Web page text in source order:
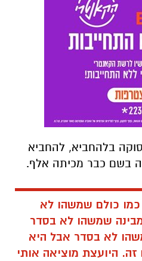
בלהחביא, להחביא
בשם כבר מכיתה אלף.
כולם שמשהו לא
שמשהו לא בסדר
לא בסדר אבל היא
היועצת מוציאה אותי